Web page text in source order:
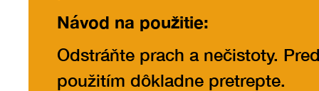
Návod na použitie:
Odstráňte prach a nečistoty.
použitím dôkladne pretrepte.